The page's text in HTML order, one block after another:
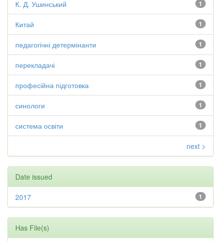
1
К. Д. Ушинський
1
Китай
1
педагогічні детермінанти
1
перекладачі
1
професійна підготовка
1
синологи
1
система освіти
next >
Date issued
1
2017
Has File(s)